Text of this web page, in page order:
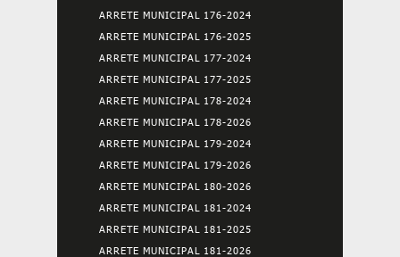
ARRETE MUNICIPAL 176-2024
ARRETE MUNICIPAL 176-2025
ARRETE MUNICIPAL 177-2024
ARRETE MUNICIPAL 177-2025
ARRETE MUNICIPAL 178-2024
ARRETE MUNICIPAL 178-2026
ARRETE MUNICIPAL 179-2024
ARRETE MUNICIPAL 179-2026
ARRETE MUNICIPAL 180-2026
ARRETE MUNICIPAL 181-2024
ARRETE MUNICIPAL 181-2025
ARRETE MUNICIPAL 181-2026